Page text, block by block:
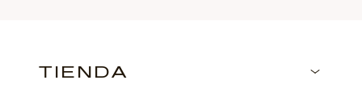
TIENDA